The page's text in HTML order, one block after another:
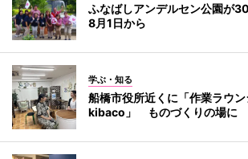
ふなばしアンデルセン公園が
8月1日から
学ぶ・知る
船橋市役所近くに「作業ラウ
kibaco」 ものづくりの場に